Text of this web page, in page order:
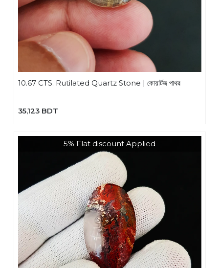
10.67 CTS. Rutilated Quartz Stone | কোয়ার্টজ পাথর
35,123 BDT
5% Flat discount Applied